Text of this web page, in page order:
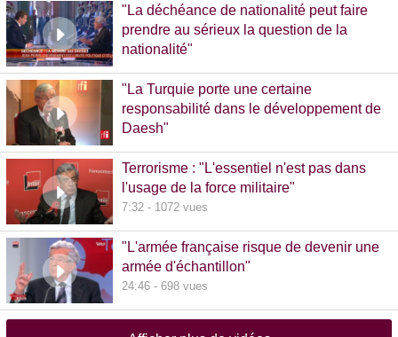
"La déchéance de nationalité peut faire
prendre au sérieux la question de la
nationalité"
"La Turquie porte une certaine
responsabilité dans le développement de
Daesh"
Terrorisme : "L'essentiel n'est pas dans
l'usage de la force militaire"
7:32 - 1072 vues
"L'armée française risque de devenir une
armée d'échantillon"
24:46 - 698 vues